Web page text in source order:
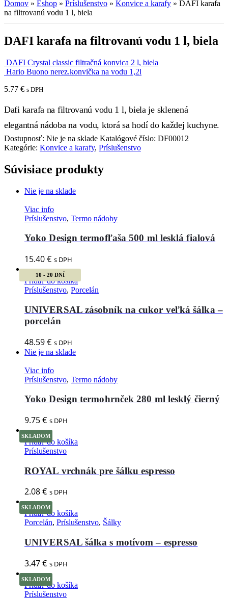
Domov » Eshop » Príslušenstvo » Konvice a karafy » DAFI karafa
na filtrovanú vodu 1 l, biela
DAFI karafa na filtrovanú vodu 1 l, biela
DAFI Crystal classic filtračná konvica 2 l, biela
Hario Buono nerez.konvička na vodu 1,2l
5.77 € s DPH
Dafi karafa na filtrovanú vodu 1 l, biela je sklenená
elegantná nádoba na vodu, ktorá sa hodí do každej kuchyne.
Dostupnosť: Nie je na sklade Katalógové číslo: DF00012
Kategórie: Konvice a karafy, Príslušenstvo
Súvisiace produkty
Nie je na sklade
Viac info
Príslušenstvo, Termo nádoby
Yoko Design termofľaša 500 ml lesklá fialová
15.40€ s DPH
10 - 20 DNÍ
Pridať do košíka
Príslušenstvo, Porcelán
UNIVERSAL zásobník na cukor veľká šálka –
porcelán
48.59€ s DPH
Nie je na sklade
Viac info
Príslušenstvo, Termo nádoby
Yoko Design termohrnček 280 ml lesklý čierný
9.75€ s DPH
SKLADOM
Pridať do košíka
Príslušenstvo
ROYAL vrchnák pre šálku espresso
2.08€ s DPH
SKLADOM
Pridať do košíka
Porcelán, Príslušenstvo, Šálky
UNIVERSAL šálka s motívom – espresso
3.47€ s DPH
SKLADOM
Pridať do košíka
Príslušenstvo